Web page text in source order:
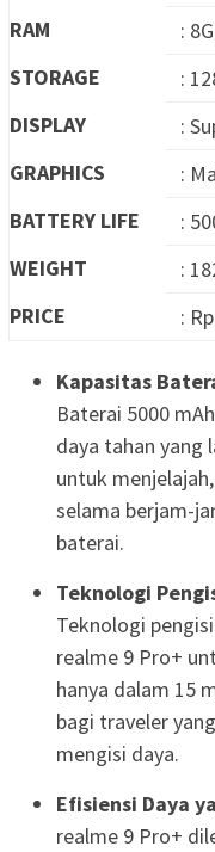
RAM
:
STORAGE
:
DISPLAY
:
GRAPHICS
:
BATTERY LIFE
:
WEIGHT
:
PRICE
:
Kapasitas
Baterai 5000
daya tahan yang
untuk
selama berjam-
baterai.
Teknologi
Teknologi
realme 9 Pro+
hanya dalam 15
bagi traveler
mengisi daya.
Efisiensi Daya
realme 9 Pro+